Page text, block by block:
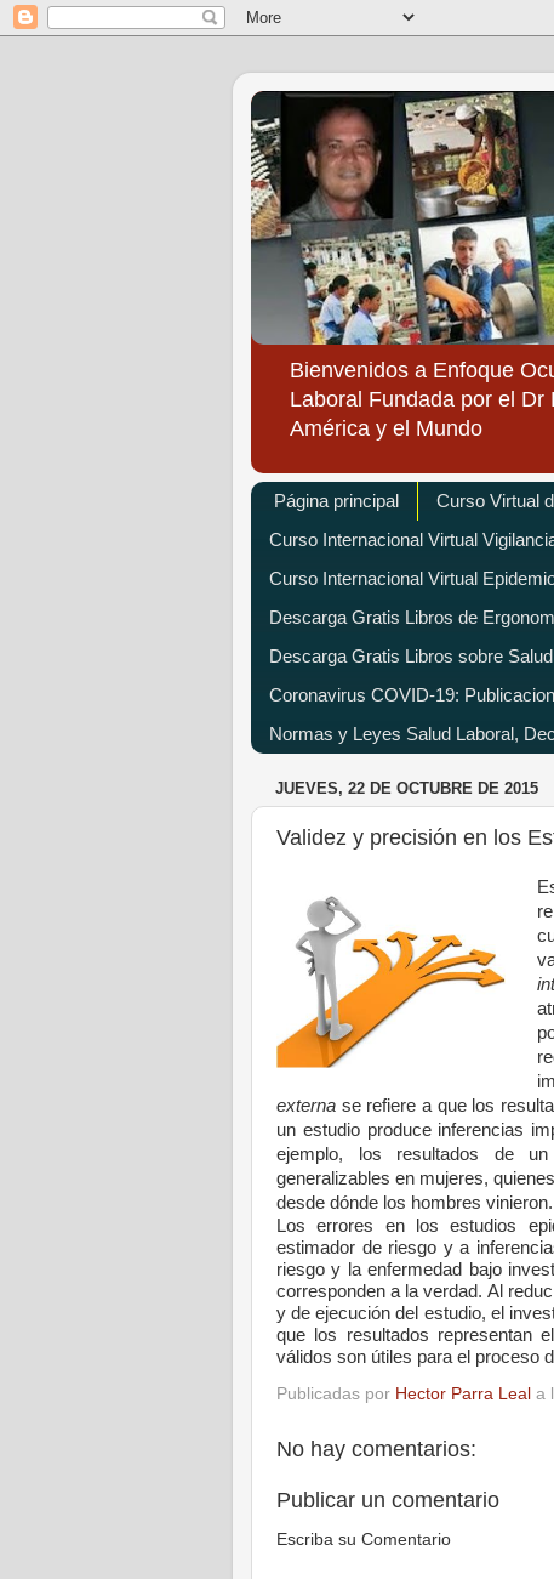
Bienvenidos a Enfoque
Laboral Fundada por el
América y el Mundo
Página principal
Curso Virtual
Curso Internacional Virtual
Curso Internacional Virtual
Descarga Gratis Libros de
Descarga Gratis Libros sobre
Coronavirus COVID-19:
Normas y Leyes Salud Laboral,
JUEVES, 22 DE OCTUBRE DE 2015
Validez y precisión en los
externa se refiere a que los
un estudio produce inferencias
ejemplo, los resultados de
generalizables en mujeres,
desde dónde los hombres vinieron.
Los errores en los estudios
estimador de riesgo y a
riesgo y la enfermedad bajo
corresponden a la verdad. Al
y de ejecución del estudio, el
que los resultados representan
válidos son útiles para el proceso
Publicadas por Hector Parra Leal a
No hay comentarios:
Publicar un comentario
Escriba su Comentario